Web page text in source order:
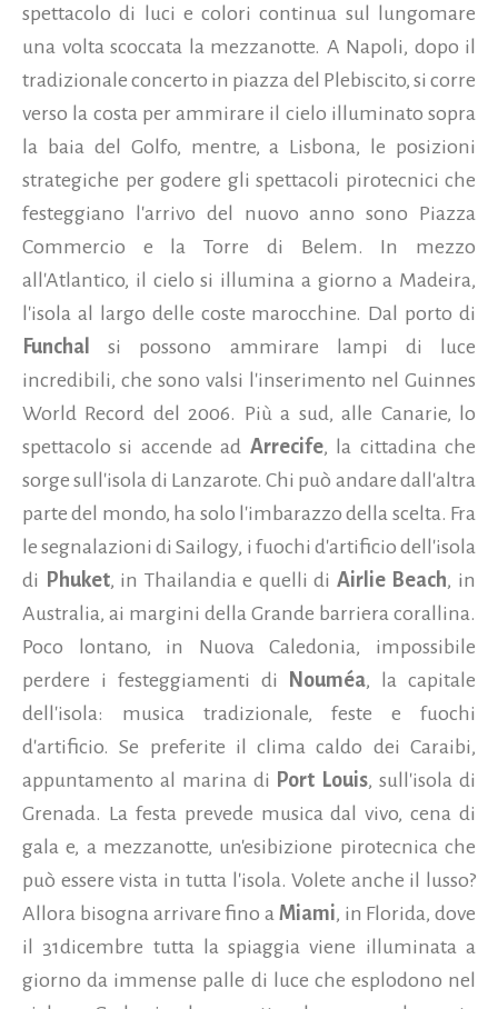
spettacolo di luci e colori continua sul lungomare
una volta scoccata la mezzanotte. A Napoli, dopo il
tradizionale concerto in piazza del Plebiscito, si corre
verso la costa per ammirare il cielo illuminato sopra
la baia del Golfo, mentre, a Lisbona, le posizioni
strategiche per godere gli spettacoli pirotecnici che
festeggiano l'arrivo del nuovo anno sono Piazza
Commercio e la Torre di Belem. In mezzo
all'Atlantico, il cielo si illumina a giorno a Madeira,
l'isola al largo delle coste marocchine. Dal porto di
Funchal
si possono ammirare lampi di luce
incredibili, che sono valsi l'inserimento nel Guinnes
World Record del 2006. Più a sud, alle Canarie, lo
spettacolo si accende ad Arrecife, la cittadina che
sorge sull'isola di Lanzarote. Chi può andare dall'altra
parte del mondo, ha solo l'imbarazzo della scelta. Fra
le segnalazioni di Sailogy, i fuochi d'artificio dell'isola
di Phuket, in Thailandia e quelli di Airlie Beach, in
Australia, ai margini della Grande barriera corallina.
Poco lontano, in Nuova Caledonia, impossibile
perdere i festeggiamenti di
Nouméa, la capitale
dell'isola: musica tradizionale, feste e fuochi
d'artificio. Se preferite il clima caldo dei Caraibi,
appuntamento al marina di Port Louis, sull'isola di
Grenada. La festa prevede musica dal vivo, cena di
gala e, a mezzanotte, un'esibizione pirotecnica che
può essere vista in tutta l'isola. Volete anche il lusso?
Allora bisogna arrivare fino a Miami, in Florida, dove
il 31dicembre tutta la spiaggia viene illuminata a
giorno da immense palle di luce che esplodono nel